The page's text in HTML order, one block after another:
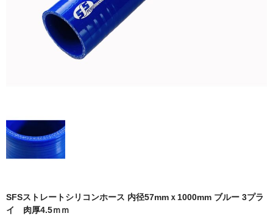
LED商品
ホイルパーツ
FUNK MOTORSPORT
Contact form
SFSストレートシリコンホース 内径57mmｘ1000mm ブルー 3プラ
イ 肉厚4.5ｍｍ